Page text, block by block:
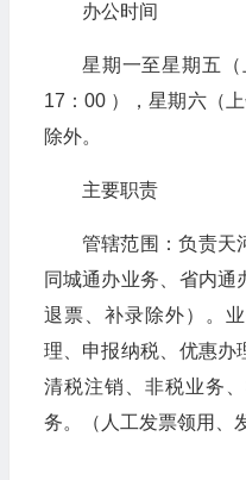
办公时间
星期一至星期五
17：00 ），星期六（
除外。
主要职责
管辖范围：负责天
同城通办业务、省内
退票、补录除外）。
理、申报纳税、优惠办
清税注销、非税业务
务。（人工发票领用、